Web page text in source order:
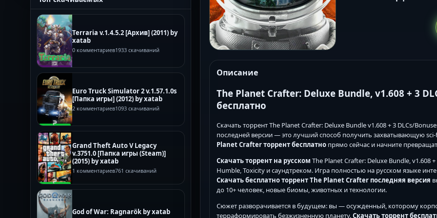
Terraria v.1.4.5.2 [Архив] (2011) by
xatab
0 комментариев1933 скачиваний
Euro Truck Simulator 2 v.1.57.1.0s
[Папка игры] (2012) by xatab
2 комментариев1093 скачиваний
Grand Theft Auto V Legacy
v.3751.0 [Папка игры (Steam)]
(2015) by xatab
1 комментариев761 скачиваний
God of War: Ragnarök by xatab
Описание
The Planet Crafter: Deluxe Bundle, v1.608 + 3
бесплатно
Скачать торрент The Planet Crafter: Deluxe Bundle v1.608 + 3 DLCs/
последней версии — это лучший способ получить захватывающую
Planet Crafter торрент бесплатно прямо сейчас и начните
Скачать торрент на русском The Planet Crafter: Deluxe Bundle, v1.608
Humble, Toxicity и саундтреком. Игра полностью на русском языке
Скачать бесплатно торрент The Planet Crafter последняя версия
до 10+ человек, новые биомы, животных и технологии.
Сюжет разворачивается в будущем: вы — осужденный, которому
терраформировать безжизненную планету.Скачать торрент